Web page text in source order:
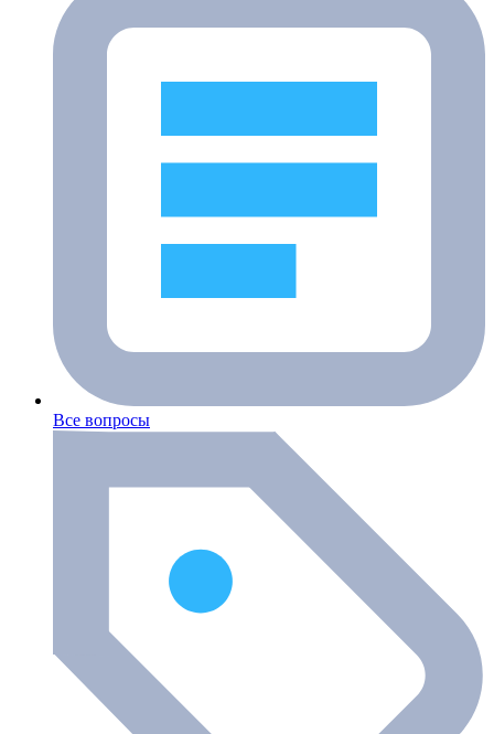
Все вопросы